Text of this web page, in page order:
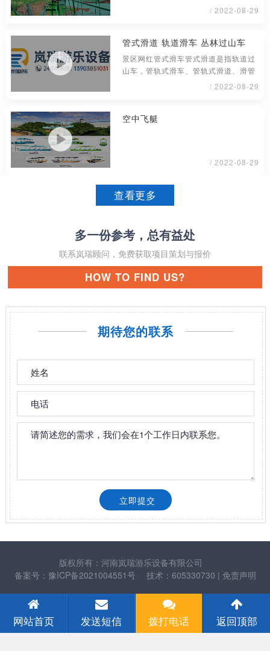
缝钢管材料制成，铺设或架在地面上具
/ 2022-08-29
管式滑道 轨道滑车 丛林过山车
景区网红管式滑车管式滑道是指轨道过
山车，管轨式滑车、管轨式滑道、滑管
车等。一般用无缝钢管材料制成，铺
/ 2022-08-29
空中飞艇
/ 2022-08-29
查看更多
多一份参考，总有益处
联系岚瑞顾问，免费获取项目策划与报价
HOW TO FIND US?
期待您的联系
版权所有：河南岚瑞游乐设备有限公司
备案号：豫ICP备2021004551号
技术：605330730 | 免责声明
网站首页 发送短信 拨打电话 返回顶部